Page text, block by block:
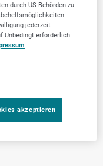
durch US-Behörden zu
jederzeit
Unbedingt erforderlich
akzeptieren